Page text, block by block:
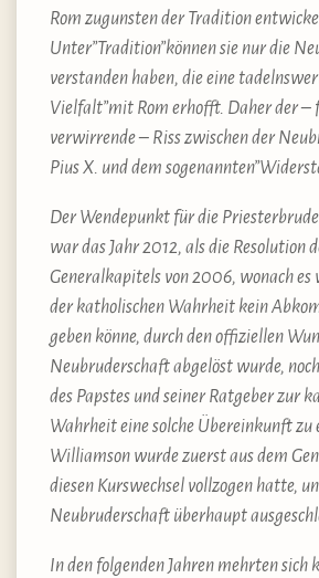
Rom zugunsten der Tradition
Unter”Tradition”können sie nur die
verstanden haben, die eine
Vielfalt”mit Rom erhofft. Daher der –
verwirrende – Riss zwischen der
Pius X. und dem
Der Wendepunkt für die
war das Jahr 2012, als die Resolution
Generalkapitels von 2006, wonach es
der katholischen Wahrheit kein
geben könne, durch den offiziellen
Neubruderschaft abgelöst wurde,
des Papstes und seiner Ratgeber zur
Wahrheit eine solche Übereinkunft zu
Williamson wurde zuerst aus dem
diesen Kurswechsel vollzogen hatte,
Neubruderschaft überhaupt
In den folgenden Jahren mehrten sich